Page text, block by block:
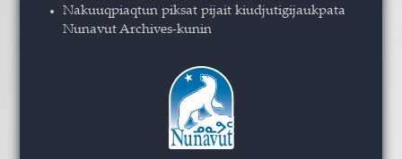
Nakuuqpiaqtun piksat pijait kiudjutigijaukpata
Nunavut Archives-kunin